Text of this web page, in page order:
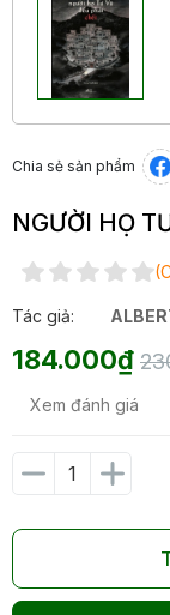
Chia sẻ sản phẩm
NGƯỜI HỌ
Tác giả:
184.000₫
Xem đánh giá